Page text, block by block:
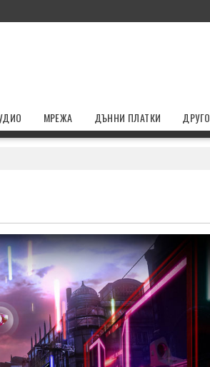
МРЕЖА ДЪННИ ПЛАТКИ ДРУГО